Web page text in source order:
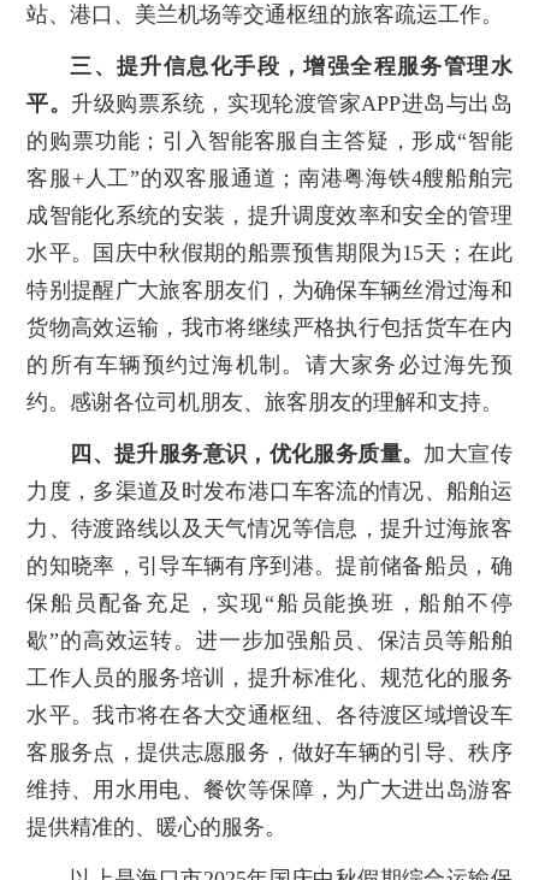
站、港口、美兰机场等交通枢纽的旅客疏运工作。
三、提升信息化手段，增强全程服务管理水
平。 升级购票系统，实现轮渡管家APP进岛与出岛
的购票功能；引入智能客服自主答疑，形成“智能
客服+人工”的双客服通道；南港粤海铁4艘船舶完
成智能化系统的安装，提升调度效率和安全的管理
水平。国庆中秋假期的船票预售期限为15天；在此
特别提醒广大旅客朋友们，为确保车辆丝滑过海和
货物高效运输，我市将继续严格执行包括货车在内
的所有车辆预约过海机制。请大家务必过海先预
约。感谢各位司机朋友、旅客朋友的理解和支持。
四、提升服务意识，优化服务质量。 加大宣传
力度，多渠道及时发布港口车客流的情况、船舶运
力、待渡路线以及天气情况等信息，提升过海旅客
的知晓率，引导车辆有序到港。提前储备船员，确
保船员配备充足，实现“船员能换班，船舶不停
歇”的高效运转。进一步加强船员、保洁员等船舶
工作人员的服务培训，提升标准化、规范化的服务
水平。我市将在各大交通枢纽、各待渡区域增设车
客服务点，提供志愿服务，做好车辆的引导、秩序
维持、用水用电、餐饮等保障，为广大进出岛游客
提供精准的、暖心的服务。